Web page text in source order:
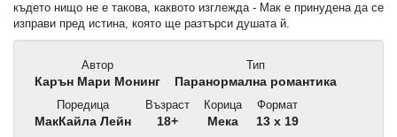
където нищо не е такова, каквото изглежда - Мак е принудена да се
изправи пред истина, която ще разтърси душата й.
Автор
Карън Мари Монинг
Тип
Паранормална романтика
Поредица
МакКайла Лейн
Възраст
18+
Корица
Мека
Формат
13 x 19